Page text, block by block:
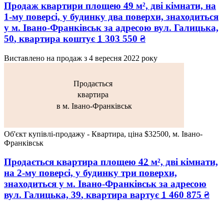
Продаж квартири площею 49 м², дві кімнати, на
1-му поверсі, у будинку два поверхи, знаходиться
у м. Івано-Франківськ за адресою вул. Галицька,
50, квартира коштує 1 303 550 ₴
Виставлено на продаж з 4 вересня 2022 року
Продається
квартира
в м. Івано-Франківськ
Об'єкт купівлі-продажу - Квартира, ціна $32500, м. Івано-
Франківськ
Продається квартира площею 42 м², дві кімнати,
на 2-му поверсі, у будинку три поверхи,
знаходиться у м. Івано-Франківськ за адресою
вул. Галицька, 39, квартира вартує 1 460 875 ₴